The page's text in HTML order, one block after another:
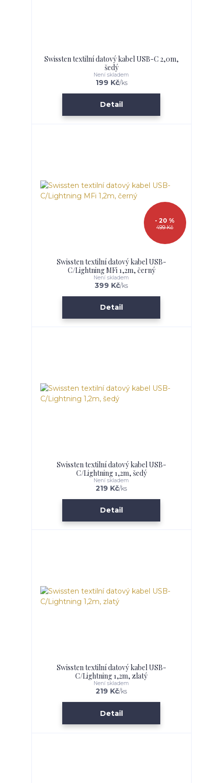
Swissten textilní datový kabel USB-C 2,0m,
šedý
199 Kč/ks
Není skladem
Detail
499 Kč
- 20 %
Swissten textilní datový kabel USB-
C/Lightning MFi 1,2m, černý
399 Kč/ks
Není skladem
Detail
Swissten textilní datový kabel USB-
C/Lightning 1,2m, šedý
219 Kč/ks
Není skladem
Detail
Swissten textilní datový kabel USB-
C/Lightning 1,2m, zlatý
219 Kč/ks
Není skladem
Detail